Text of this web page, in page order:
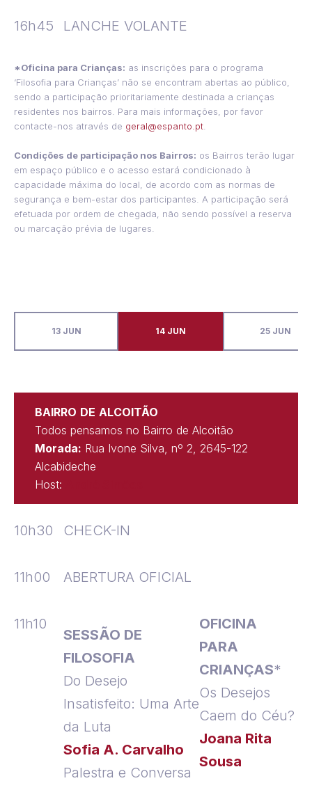
16h45 LANCHE VOLANTE
*Oficina para Crianças: as inscrições para o programa
‘Filosofia para Crianças’ não se encontram abertas ao público,
sendo a participação prioritariamente destinada a crianças
residentes nos bairros. Para mais informações, por favor
contacte-nos através de geral@espanto.pt.
Condições de participação nos Bairros: os Bairros terão lugar
em espaço público e o acesso estará condicionado à
capacidade máxima do local, de acordo com as normas de
segurança e bem-estar dos participantes. A participação será
efetuada por ordem de chegada, não sendo possível a reserva
ou marcação prévia de lugares.
13 JUN 14 JUN 25 JUN
BAIRRO DE ALCOITÃO
Todos pensamos no Bairro de Alcoitão
Morada: Rua Ivone Silva, nº 2, 2645-122
Alcabideche
Host:
10h30 CHECK-IN
11h00 ABERTURA OFICIAL
11h10
SESSÃO DE
FILOSOFIA
Do Desejo
Insatisfeito: Uma Arte
da Luta
Sofia A. Carvalho
Palestra e Conversa
OFICINA
PARA
CRIANÇAS*
Os Desejos
Caem do Céu?
Joana Rita
Sousa